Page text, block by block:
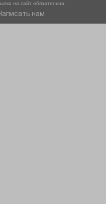
на сайт обязательна.
нам